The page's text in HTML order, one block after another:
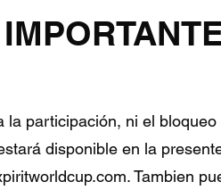
la participación, ni el
disponible en la
Tambien